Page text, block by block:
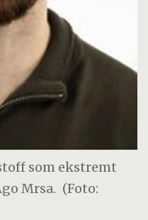
som ekstremt
Mrsa. (Foto: